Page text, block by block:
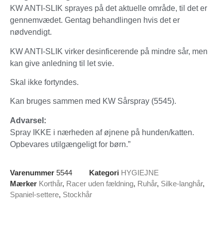
KW ANTI-SLIK sprayes på det aktuelle område, til det er
gennemvædet. Gentag behandlingen hvis det er
nødvendigt.
KW ANTI-SLIK virker desinficerende på mindre sår, men
kan give anledning til let svie.
Skal ikke fortyndes.
Kan bruges sammen med KW Sårspray (5545).
Advarsel:
Spray IKKE i nærheden af øjnene på hunden/katten.
Opbevares utilgængeligt for børn.”
Varenummer 5544 Kategori HYGIEJNE
Mærker Korthår, Racer uden fældning, Ruhår, Silke-langhår,
Spaniel-settere, Stockhår